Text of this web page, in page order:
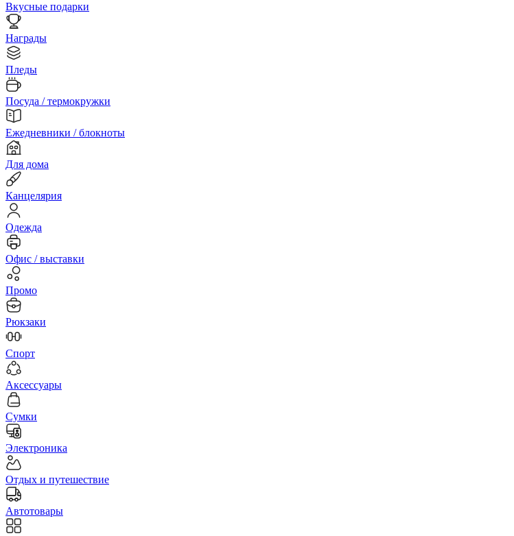
Вкусные подарки
Награды
Пледы
Посуда / термокружки
Ежедневники / блокноты
Для дома
Канцелярия
Одежда
Офис / выставки
Промо
Рюкзаки
Спорт
Аксессуары
Сумки
Электроника
Отдых и путешествие
Автотовары